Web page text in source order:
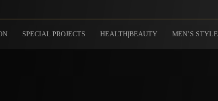
SPECIAL PROJECTS HEALTH|BEAUTY MEN’S STYLE